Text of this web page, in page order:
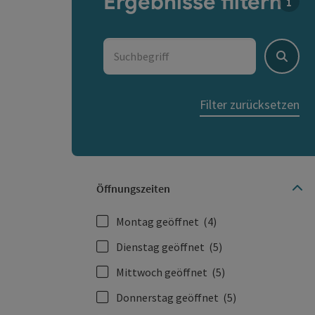
Suchbegriff
Suchen
Filter zurücksetzen
Öffnungszeiten
Montag geöffnet (4)
Dienstag geöffnet (5)
Mittwoch geöffnet (5)
Donnerstag geöffnet (5)